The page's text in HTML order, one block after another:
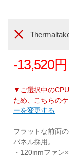
-13,520円
▼ご選択中の
ため、こちらの
ーを変更する
フラットな前面
パネル採用。
・120mmファン